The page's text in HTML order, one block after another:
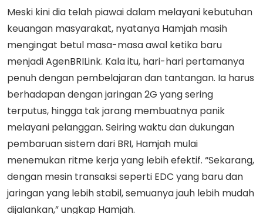
Meski kini dia telah piawai dalam melayani kebutuhan
keuangan masyarakat, nyatanya Hamjah masih
mengingat betul masa-masa awal ketika baru
menjadi AgenBRILink. Kala itu, hari-hari pertamanya
penuh dengan pembelajaran dan tantangan. Ia harus
berhadapan dengan jaringan 2G yang sering
terputus, hingga tak jarang membuatnya panik
melayani pelanggan. Seiring waktu dan dukungan
pembaruan sistem dari BRI, Hamjah mulai
menemukan ritme kerja yang lebih efektif. “Sekarang,
dengan mesin transaksi seperti EDC yang baru dan
jaringan yang lebih stabil, semuanya jauh lebih mudah
dijalankan,” ungkap Hamjah.